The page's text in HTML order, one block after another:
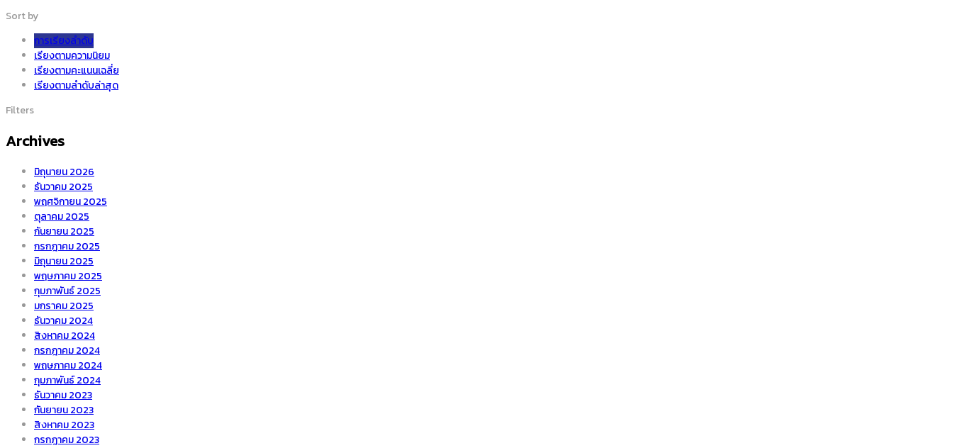
Sort by
การเรียงลำดับ
เรียงตามความนิยม
เรียงตามคะแนนเฉลี่ย
เรียงตามลำดับล่าสุด
Filters
Archives
มิถุนายน 2026
ธันวาคม 2025
พฤศจิกายน 2025
ตุลาคม 2025
กันยายน 2025
กรกฎาคม 2025
มิถุนายน 2025
พฤษภาคม 2025
กุมภาพันธ์ 2025
มกราคม 2025
ธันวาคม 2024
สิงหาคม 2024
กรกฎาคม 2024
พฤษภาคม 2024
กุมภาพันธ์ 2024
ธันวาคม 2023
กันยายน 2023
สิงหาคม 2023
กรกฎาคม 2023